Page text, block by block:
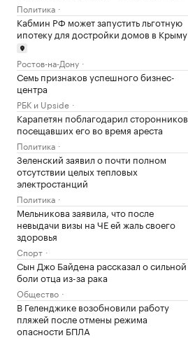
Политика
Кабмин РФ может запустить льготную
ипотеку для достройки домов в Крыму
Ростов-на-Дону
Семь признаков успешного бизнес-
центра
РБК и Upside
Карапетян поблагодарил сторонников,
посещавших его во время ареста
Политика
Зеленский заявил о почти полном
отсутствии целых тепловых
электростанций
Политика
Мельникова заявила, что после
невыдачи визы на ЧЕ ей жаль своего
здоровья
Спорт
Сын Джо Байдена рассказал о сильной
боли отца из-за рака
Общество
В Геленджике возобновили работу
пляжей после отмены режима
опасности БПЛА